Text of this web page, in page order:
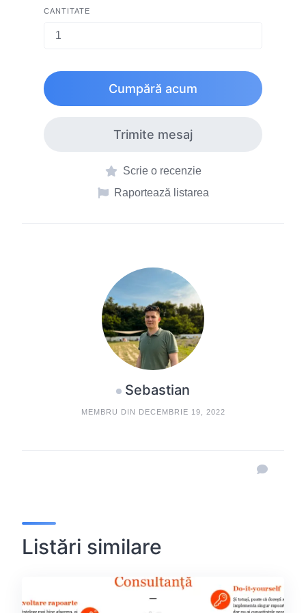
CANTITATE
Cumpără acum
Trimite mesaj
Scrie o recenzie
Raportează listarea
Sebastian
MEMBRU DIN DECEMBRIE 19, 2022
Listări similare